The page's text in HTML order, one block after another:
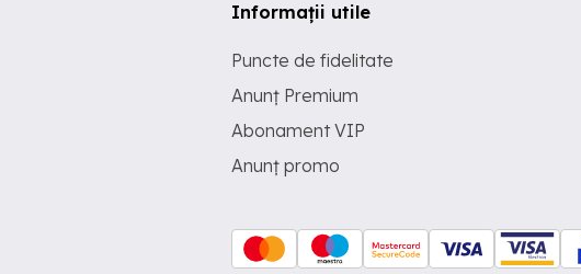
Informații utile
Puncte de fidelitate
Anunț Premium
Abonament VIP
Anunț promo